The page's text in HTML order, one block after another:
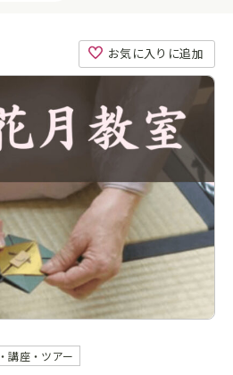
お気に入りに追加
講座・ツアー